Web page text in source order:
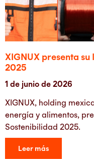
XIGNUX presenta
2025
1 de junio de 2026
XIGNUX, holding
energía y alimentos,
Sostenibilidad 2025.
Leer más